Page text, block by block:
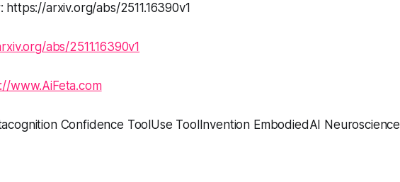
https://arxiv.org/abs/2511.16390v1
abs/2511.16390v1
www.AiFeta.com
Confidence ToolUse ToolInvention EmbodiedAI Neuroscience